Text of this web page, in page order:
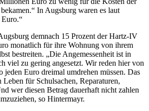
In Augsburg waren es laut
demnach 15 Prozent der Hartz-IV
monatlich für ihre Wohnung von ihrem
bestreiten. „Die Angemessenheit ist in
viel zu gering angesetzt. Wir reden hier von
jeden Euro dreimal umdrehen müssen. Das
für Schulsachen, Reparaturen,
wer diesen Betrag dauerhaft nicht zahlen
so Hintermayr.